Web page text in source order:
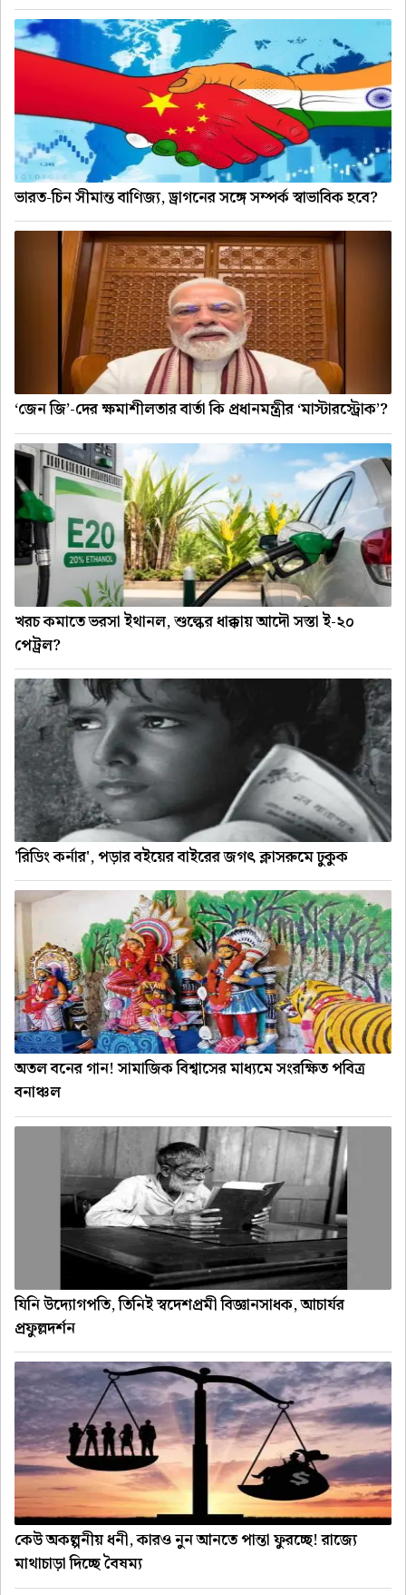
ভারত-চিন সীমান্ত বাণিজ্য, ড্রাগনের সঙ্গে সম্পর্ক স্বাভাবিক হবে?
‘জেন জি’-দের ক্ষমাশীলতার বার্তা কি প্রধানমন্ত্রীর ‘মাস্টারস্ট্রোক’?
খরচ কমাতে ভরসা ইথানল, শুল্কের ধাক্কায় আদৌ সস্তা ই-২০
পেট্রল?
'রিডিং কর্নার', পড়ার বইয়ের বাইরের জগৎ ক্লাসরুমে ঢুকুক
অতল বনের গান! সামাজিক বিশ্বাসের মাধ্যমে সংরক্ষিত পবিত্র
বনাঞ্চল
যিনি উদ্যোগপতি, তিনিই স্বদেশপ্রমী বিজ্ঞানসাধক, আচার্যর
প্রফুল্লদর্শন
কেউ অকল্পনীয় ধনী, কারও নুন আনতে পান্তা ফুরচ্ছে! রাজ্যে
মাথাচাড়া দিচ্ছে বৈষম্য